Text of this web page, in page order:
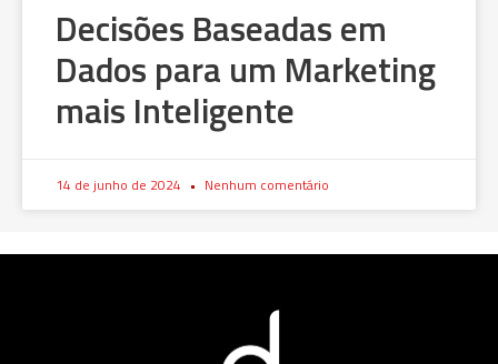
Decisões Baseadas em
Dados para um Marketing
mais Inteligente
14 de junho de 2024 Nenhum comentário